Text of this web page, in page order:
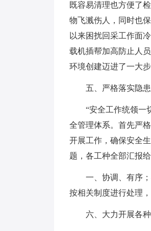
既容易清理也方便了
物飞溅伤人，同时也
以来困扰回采工作面
载机插帮加高防止人
环境创建迈进了一大步
五、严格落实隐
“安全工作统领一
全管理体系。首先严
开展工作，确保安全
题，各工种全部汇报
一、协调、有序
按相关制度进行处理
六、大力开展各